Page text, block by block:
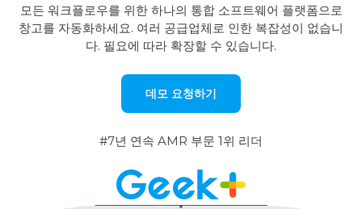
모든 워크플로우를 위한 하나의 통합 소프트웨어 플랫폼으로
창고를 자동화하세요. 여러 공급업체로 인한 복잡성이 없습니
다. 필요에 따라 확장할 수 있습니다.
데모 요청하기
#7년 연속 AMR 부문 1위 리더